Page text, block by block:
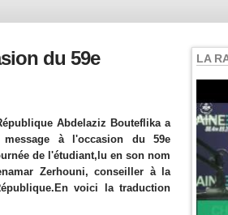
du 59e
Abdelaziz Bouteflika a
à l'occasion du 59e
de l'étudiant,lu en son nom
Zerhouni, conseiller à la
voici la traduction
LA